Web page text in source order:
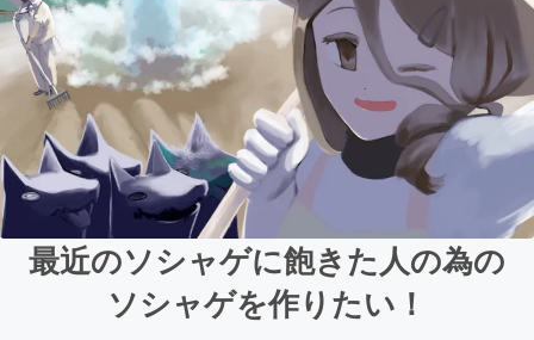
最近のソシャゲに飽きた人の為の
ソシャゲを作りたい！